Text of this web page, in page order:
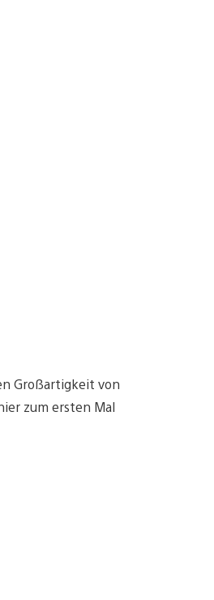
Großartigkeit von
zum ersten Mal